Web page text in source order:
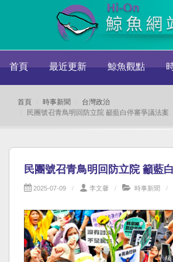
首頁 最近更新 鯨魚觀點
首頁 時事新聞
台灣政治
民團號召青鳥明回防立院 籲藍白停審爭議法案
民團號召青鳥明回防立院 籲藍
2025-07-09 李文馨 時事新聞